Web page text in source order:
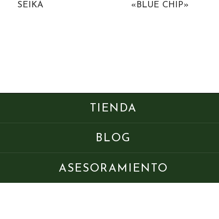
SEIKA
«BLUE CHIP»
TIENDA
BLOG
ASESORAMIENTO